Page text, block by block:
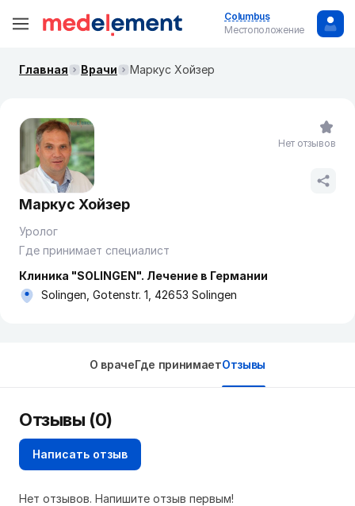
Columbus
Местоположение
Главная Врачи Маркус Хойзер
Маркус Хойзер
Уролог
Где принимает специалист
Клиника "SOLINGEN". Лечение в Германии
Solingen, Gotenstr. 1, 42653 Solingen
Нет отзывов
О врачеГде принимаетОтзывы
Отзывы (0)
Написать отзыв
Нет отзывов. Напишите отзыв первым!